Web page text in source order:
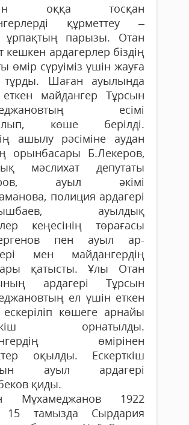
оққа тосқан
құрметтеу –
ұрпақтың парызы. Отан
кешкен ардагерлер біздің
өмір сүруіміз үшін жауға
тұрды. Шаған ауылында
майдангер Тұрсын
есімі
көше берілді.
ашылу рәсіміне аудан
орынбасары Б.Лекеров,
мәслихат депутаты
ауыл әкімі
полиция ардагері
ауылдық
кеңесінің төрағасы
пен ауыл ар­
мен майдангердің
қатысты. Ұлы Отан
ардагері Тұрсын
ел үшін еткен
ескеріліп көшеге арнайы
орнатылды.
өмірінен
оқылды. Ескерткіш
ауыл ардагері
қиды.
Мұхамеджанов 1922
тамызда Сырдария